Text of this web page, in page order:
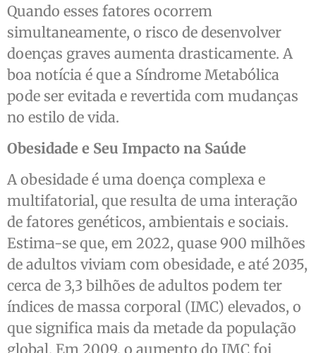
Quando esses fatores ocorrem
simultaneamente, o risco de desenvolver
doenças graves aumenta drasticamente. A
boa notícia é que a Síndrome Metabólica
pode ser evitada e revertida com mudanças
no estilo de vida.
Obesidade e Seu Impacto na Saúde
A obesidade é uma doença complexa e
multifatorial, que resulta de uma interação
de fatores genéticos, ambientais e sociais.
Estima-se que, em 2022, quase 900 milhões
de adultos viviam com obesidade, e até 2035,
cerca de 3,3 bilhões de adultos podem ter
índices de massa corporal (IMC) elevados, o
que significa mais da metade da população
global. Em 2009, o aumento do IMC foi